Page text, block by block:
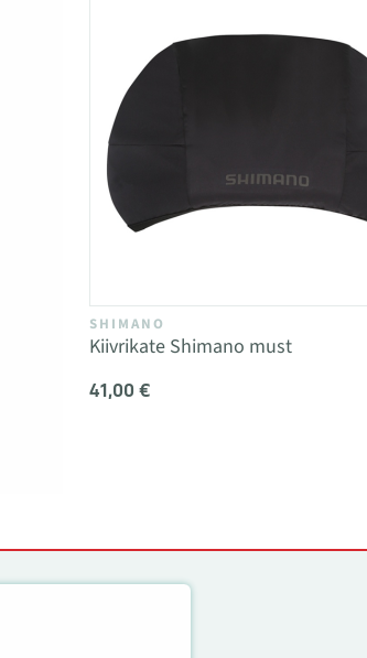
SHIMANO
Kiivrikate Shimano must
41,00 €